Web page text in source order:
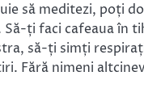
să meditezi, poți
ți faci cafeaua în
să-ți simți
Fără nimeni